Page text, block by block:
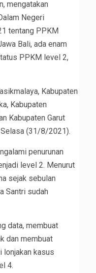
mengatakan
Negeri
tentang PPKM
Bali, ada enam
PPKM level 2,
Kabupaten
Kabupaten
Kabupaten Garut
Selasa (31/8/2021).
penurunan
level 2. Menurut
sejak sebulan
Santri sudah
data, membuat
dan membuat
lonjakan kasus
4.